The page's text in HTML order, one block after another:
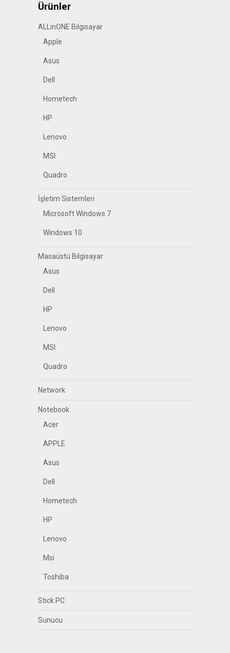
Ürünler
ALLinONE Bilgisayar
Apple
Asus
Dell
Hometech
HP
Lenovo
MSI
Quadro
İşletim Sistemleri
Microsoft Windows 7
Windows 10
Masaüstü Bilgisayar
Asus
Dell
HP
Lenovo
MSI
Quadro
Network
Notebook
Acer
APPLE
Asus
Dell
Hometech
HP
Lenovo
Msi
Toshiba
Stick PC
Sunucu